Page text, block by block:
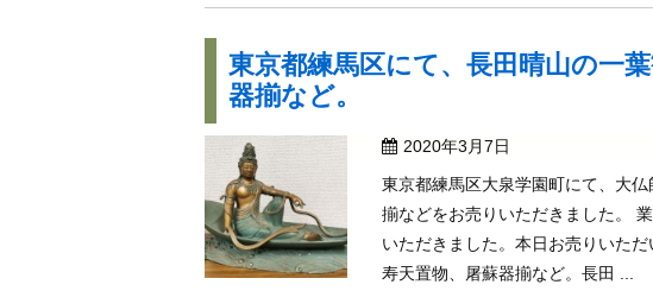
東京都練馬区にて、長田晴山の一
器揃など。
2020年3月7日
東京都練馬区大泉学園町にて、大
揃などをお売りいただきました。
いただきました。本日お売りいた
寿天置物、屠蘇器揃など。長田 ...